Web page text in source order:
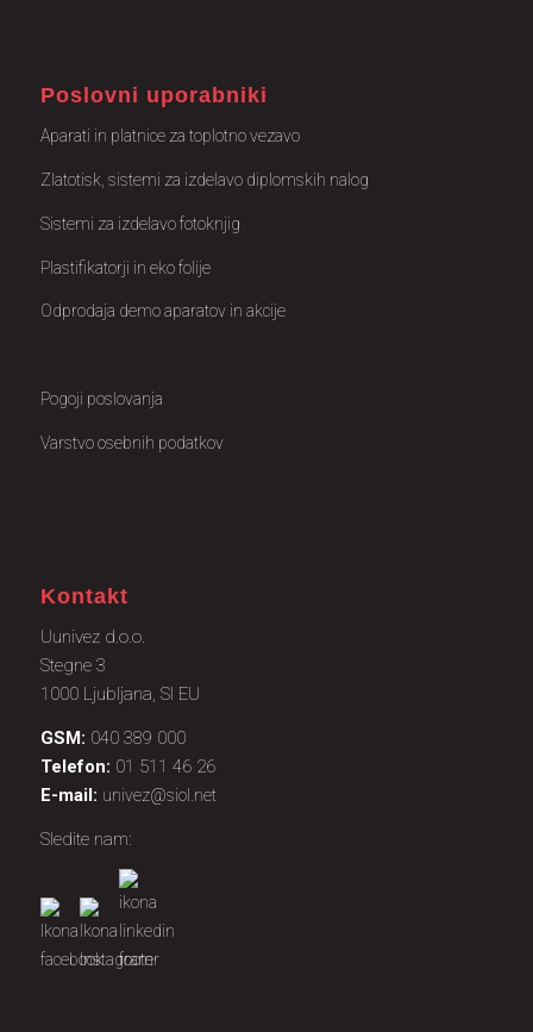
Poslovni uporabniki
Aparati in platnice za toplotno vezavo
Zlatotisk, sistemi za izdelavo diplomskih nalog
Sistemi za izdelavo fotoknjig
Plastifikatorji in eko folije
Odprodaja demo aparatov in akcije
Pogoji poslovanja
Varstvo osebnih podatkov
Kontakt
Uunivez d.o.o.
Stegne 3
1000 Ljubljana, SI EU
GSM: 040 389 000
Telefon: 01 511 46 26
E-mail: univez@siol.net
Sledite nam: